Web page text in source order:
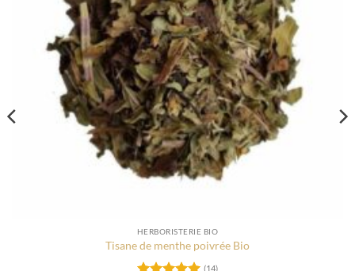
HERBORISTERIE BIO
Tisane de menthe poivrée Bio
(14)